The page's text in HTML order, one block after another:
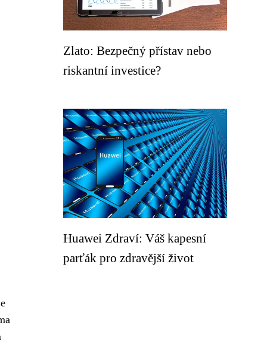
Zlato: Bezpečný přístav nebo
riskantní investice?
Huawei Zdraví: Váš kapesní
parťák pro zdravější život